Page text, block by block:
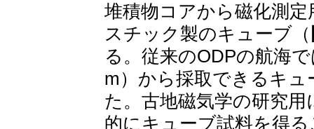
堆積物コアから磁化測
スチック製のキューブ（
る。従来のODPの航海
m）から採取できるキ
た。古地磁気学の研究
的にキューブ試料を得